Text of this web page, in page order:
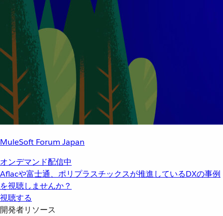
MuleSoft Forum Japan
オンデマンド配信中
Aflacや富士通、ポリプラスチックスが推進しているDXの事例
を視聴しませんか？
視聴する
開発者リソース